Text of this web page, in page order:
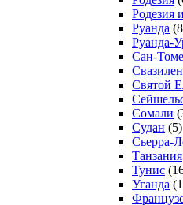
Родезия
Руанда
Руанда-
Сан-
Святой
Сомали
Судан (5)
Сьерра-
Танзания
Тунис
Уганда